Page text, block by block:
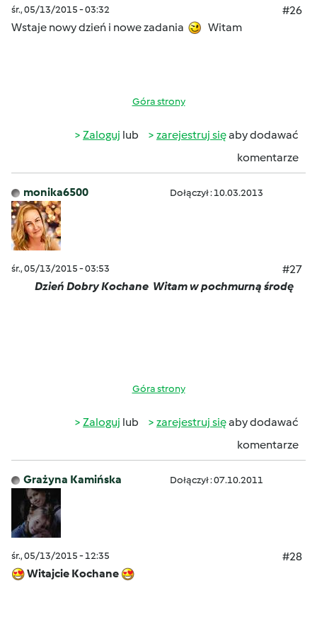
śr., 05/13/2015 - 03:32
#26
Wstaje nowy dzień i nowe zadania
Witam
Góra strony
Zaloguj lub zarejestruj sięaby dodawać
komentarze
monika6500 Dołączył : 10.03.2013
śr., 05/13/2015 - 03:53
#27
Dzień Dobry Kochane Witam w pochmurną środę
Góra strony
Zaloguj lub zarejestruj sięaby dodawać
komentarze
Grażyna Kamińska Dołączył : 07.10.2011
śr., 05/13/2015 - 12:35
#28
Witajcie Kochane